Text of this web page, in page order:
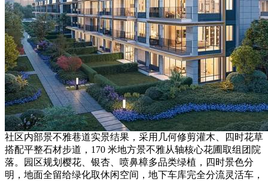
社区内部景不雅巷道实景结果，采用几何修剪灌木、四时花草
搭配平整石材步道，170 米地方景不雅从轴核心花圃取组团院
落。园区规划樱花、银杏、喷鼻樟多品类绿植，四时景色分
明，地面全留给绿化取休闲空间，地下车库完全分流灵活车，